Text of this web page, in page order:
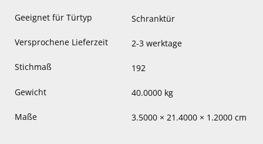
Geeignet für Türtyp Schranktür
Versprochene Lieferzeit 2-3 werktage
Stichmaß 192
Gewicht 40.0000 kg
Maße 3.5000 × 21.4000 × 1.2000 cm